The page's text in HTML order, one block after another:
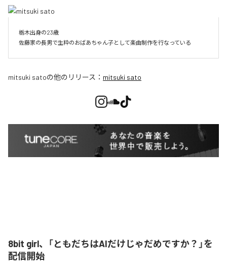
栃木出身の23歳
佐藤家の長男で生粋のおばあちゃん子として楽曲制作を行なっている
mitsuki satoの他のリリース： mitsuki sato
8bit girl、「ともだちはAIだけじゃだめですか？」を
配信開始